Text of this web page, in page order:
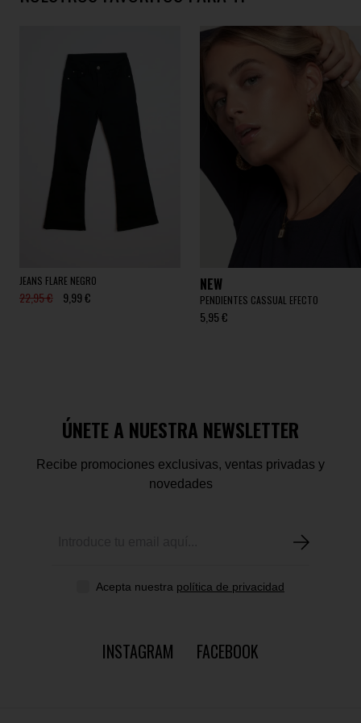
JEANS FLARE NEGRO
22,95 € 9,99 €
NEW
PENDIENTES CASSUAL EFECTO
5,95 €
ÚNETE A NUESTRA NEWSLETTER
Recibe promociones exclusivas, ventas privadas y
novedades
Acepta nuestra política de privacidad
INSTAGRAM FACEBOOK